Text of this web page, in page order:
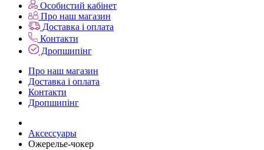
Особистий кабінет
Про наш магазин
Доставка і оплата
Контакти
Дропшипінг
Про наш магазин
Доставка і оплата
Контакти
Дропшипінг
Аксессуары
Ожерелье-чокер